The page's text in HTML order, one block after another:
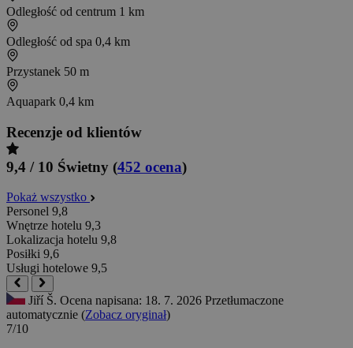
Odległość od centrum 1 km
Odległość od spa 0,4 km
Przystanek 50 m
Aquapark 0,4 km
Recenzje od klientów
9,4 / 10 Świetny (452 ocena)
Pokaż wszystko
Personel 9,8
Wnętrze hotelu 9,3
Lokalizacja hotelu 9,8
Posiłki 9,6
Usługi hotelowe 9,5
Jiří Š. Ocena napisana: 18. 7. 2026 Przetłumaczone
automatycznie (Zobacz oryginał)
7/10